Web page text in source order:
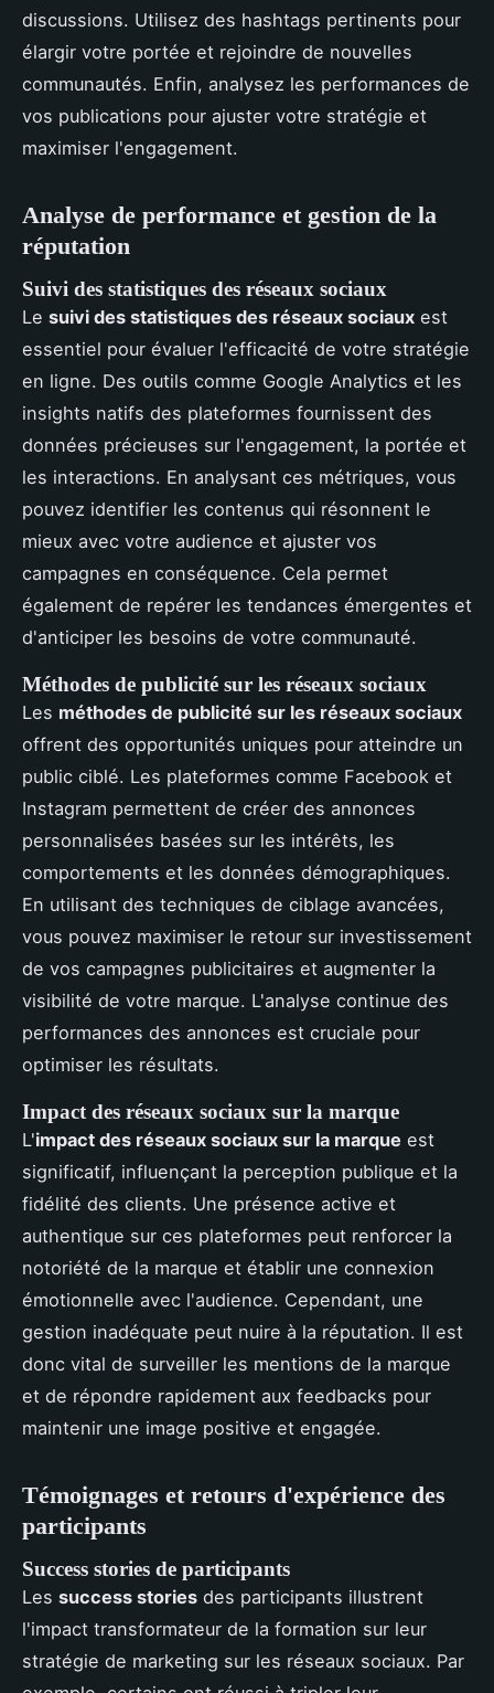
discussions. Utilisez des hashtags pertinents pour
élargir votre portée et rejoindre de nouvelles
communautés. Enfin, analysez les performances de
vos publications pour ajuster votre stratégie et
maximiser l'engagement.
Analyse de performance et gestion de la
réputation
Suivi des statistiques des réseaux sociaux
Le suivi des statistiques des réseaux sociaux est
essentiel pour évaluer l'efficacité de votre stratégie
en ligne. Des outils comme Google Analytics et les
insights natifs des plateformes fournissent des
données précieuses sur l'engagement, la portée et
les interactions. En analysant ces métriques, vous
pouvez identifier les contenus qui résonnent le
mieux avec votre audience et ajuster vos
campagnes en conséquence. Cela permet
également de repérer les tendances émergentes et
d'anticiper les besoins de votre communauté.
Méthodes de publicité sur les réseaux sociaux
Les méthodes de publicité sur les réseaux sociaux
offrent des opportunités uniques pour atteindre un
public ciblé. Les plateformes comme Facebook et
Instagram permettent de créer des annonces
personnalisées basées sur les intérêts, les
comportements et les données démographiques.
En utilisant des techniques de ciblage avancées,
vous pouvez maximiser le retour sur investissement
de vos campagnes publicitaires et augmenter la
visibilité de votre marque. L'analyse continue des
performances des annonces est cruciale pour
optimiser les résultats.
Impact des réseaux sociaux sur la marque
L'impact des réseaux sociaux sur la marque est
significatif, influençant la perception publique et la
fidélité des clients. Une présence active et
authentique sur ces plateformes peut renforcer la
notoriété de la marque et établir une connexion
émotionnelle avec l'audience. Cependant, une
gestion inadéquate peut nuire à la réputation. Il est
donc vital de surveiller les mentions de la marque
et de répondre rapidement aux feedbacks pour
maintenir une image positive et engagée.
Témoignages et retours d'expérience des
participants
Success stories de participants
Les success stories des participants illustrent
l'impact transformateur de la formation sur leur
stratégie de marketing sur les réseaux sociaux. Par